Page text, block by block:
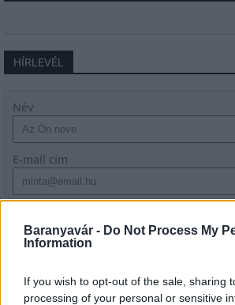
Baranyavár - Do Not Process My
Information
If you wish to opt-out of the sale, sharing
processing of your personal or sensitive
HÍRLEVÉL
Név
E-mail cím
szabályzatot!